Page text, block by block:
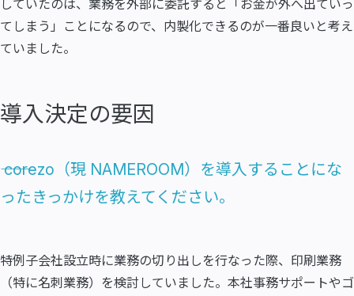
していたのは、業務を外部に委託すると「お金が外へ出ていっ
てしまう」ことになるので、内製化できるのが一番良いと考え
ていました。
導入決定の要因
―― corezo（現 NAMEROOM）を導入することにな
ったきっかけを教えてください。
特例子会社設立時に業務の切り出しを行なった際、印刷業務
（特に名刺業務）を検討していました。本社事務サポートやゴ